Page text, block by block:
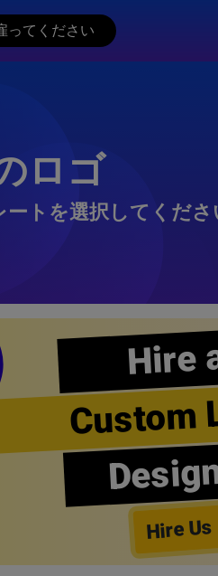
ってください
ロゴ
トを選択してくださ
Hire
Custom
Hire Us